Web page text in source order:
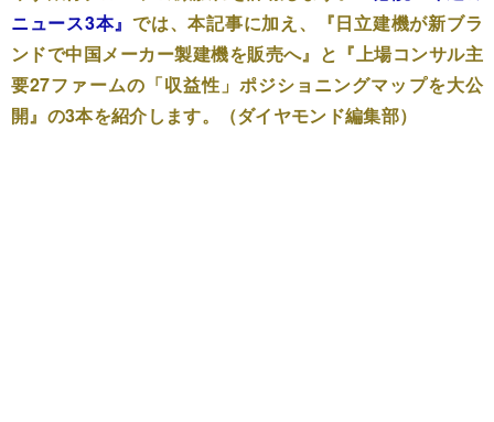
ニュース3本』では、本記事に加え、『日立建機が新ブラ
ンドで中国メーカー製建機を販売へ』と『上場コンサル主
要27ファームの「収益性」ポジショニングマップを大公
開』の3本を紹介します。（ダイヤモンド編集部）